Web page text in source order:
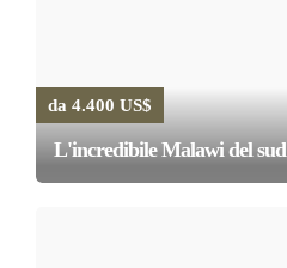
da 4.400 US$
L'incredibile Malawi del sud